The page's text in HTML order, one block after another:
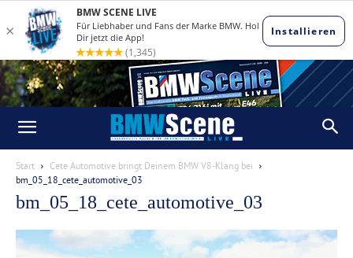
Start
Cete Automotive bringt Deinem BMW V8-Klang bei
bm_05_18_cete_automotive_03
bm_05_18_cete_automotive_03